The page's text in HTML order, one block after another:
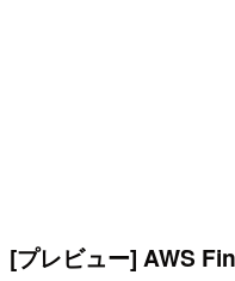
[プレビュー] AWS